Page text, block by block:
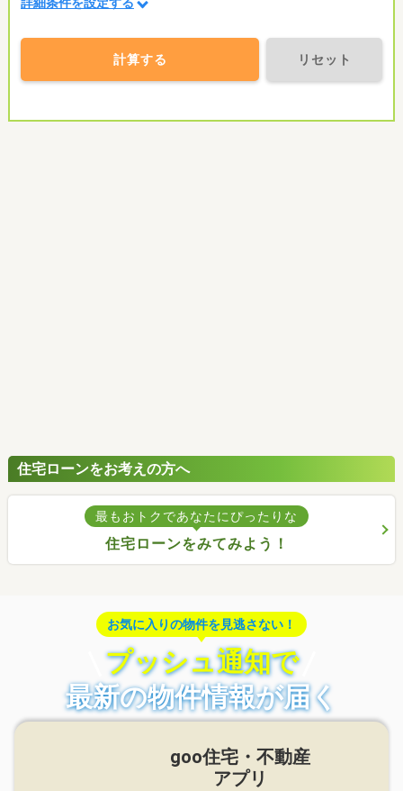
計算する リセット
住宅ローンをお考えの方へ
最もおトクであなたにぴったりな
住宅ローンをみてみよう！
お気に入りの物件を見逃さない！
プッシュ通知で
最新の物件情報が届く
goo住宅・不動産
アプリ